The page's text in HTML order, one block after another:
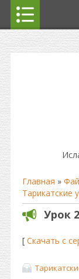
Главная »
Тарикатские
Урок
[ Скачать с